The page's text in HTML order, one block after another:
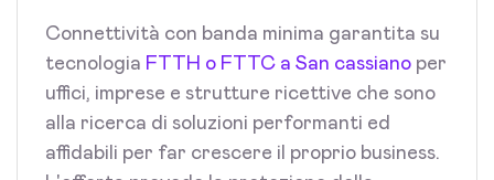
Connettività con banda minima garantita su
tecnologia FTTH o FTTC a San cassiano per
uffici, imprese e strutture ricettive che sono
alla ricerca di soluzioni performanti ed
affidabili per far crescere il proprio business.